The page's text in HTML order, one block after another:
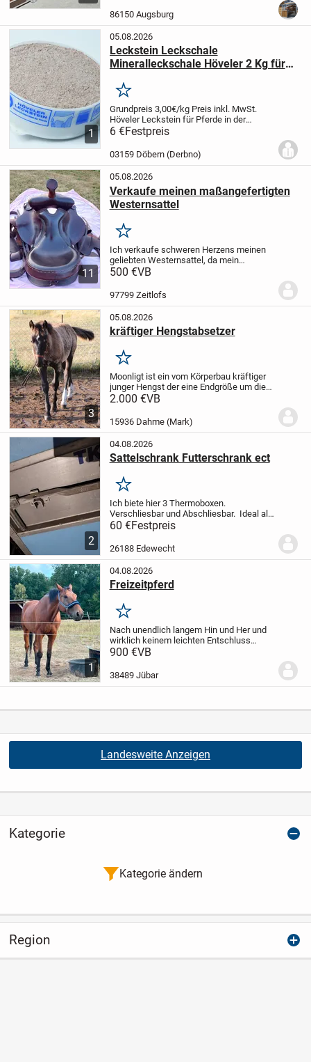
stabile Trennwände für moderne
Pferdeställe
Unsere Innenboxen für...
86150 Augsburg
1
05.08.2026
Leckstein Leckschale
Mineralleckschale Höveler 2 Kg für
Merken
Grundpreis 3,00€/kgPreis inkl. MwSt.
Höveler Leckstein für Pferde in der
handlichen 2 Kg Schale.
Versorgung mit allen lebenswichtigen
Mineralien und Spurenelementen.
6 €Festpreis
03159 Döbern (Derbno)
11
05.08.2026
Verkaufe meinen maßangefertigten
Westernsattel
Merken
Ich verkaufe schweren Herzens meinen
geliebten Westernsattel, da mein
Haflinger inzwischen zu alt geworden ist
kann.Der Sattel ist maßangefertigt,
besteht aus...
500 €VB
97799 Zeitlofs
3
05.08.2026
kräftiger Hengstabsetzer
Merken
Moonligt ist ein vom Körperbau kräftiger
junger Hengst der eine Endgröße um die
150WH erreichen wird. Hat einen grünen
ein ruhiger Jung Hengst , hat auch...
2.000 €VB
15936 Dahme (Mark)
2
04.08.2026
Sattelschrank Futterschrank ect
Merken
Ich biete hier 3 Thermoboxen.
Verschliesbar und Abschliesbar. Ideal als
Sattelschrank, Futterschrank, Umbau
zum Heubedampfer, Getränkekisten kühl
halten ect. Hält alles trocken und
60 €Festpreis
26188 Edewecht
1
04.08.2026
Freizeitpferd
Merken
Nach unendlich langem Hin und Her und
wirklich keinem leichten Entschluss
suche ich schweren Herzens ein neues
Wallach (13 Jahre, ca. 1,78 m).
900 €VB
38489 Jübar
Landesweite Anzeigen
Kategorie
Kategorie ändern
Region